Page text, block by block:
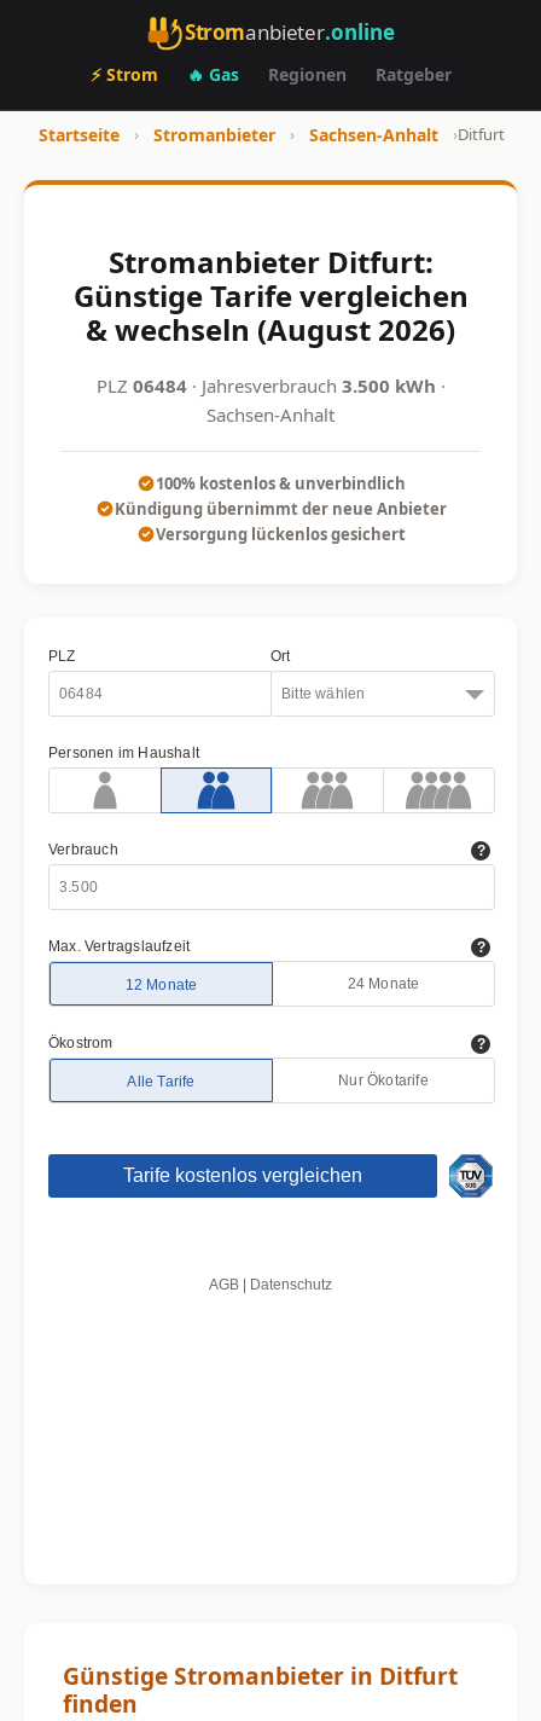
Stromanbieter.online
⚡ Strom 🔥 Gas Regionen Ratgeber
Startseite › Stromanbieter › Sachsen-Anhalt ›Ditfurt
Stromanbieter Ditfurt:
Günstige Tarife vergleichen
& wechseln (August 2026)
PLZ 06484· Jahresverbrauch 3.500 kWh ·
Sachsen-Anhalt
100% kostenlos & unverbindlich
Kündigung übernimmt der neue Anbieter
Versorgung lückenlos gesichert
Günstige Stromanbieter in Ditfurt
finden